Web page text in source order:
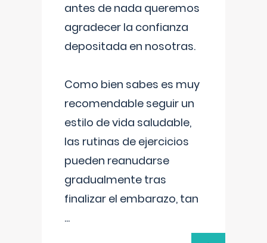
antes de nada queremos
agradecer la confianza
depositada en nosotras.
Como bien sabes es muy
recomendable seguir un
estilo de vida saludable,
las rutinas de ejercicios
pueden reanudarse
gradualmente tras
finalizar el embarazo, tan
...